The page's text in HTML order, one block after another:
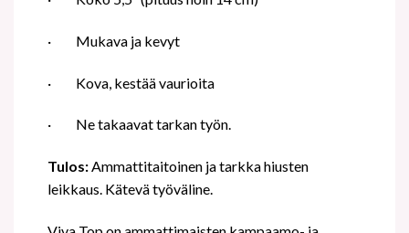
· Mukava ja kevyt
· Kova, kestää vaurioita
· Ne takaavat tarkan työn.
Tulos:Ammattitaitoinen ja tarkka hiusten
leikkaus. Kätevä työväline.